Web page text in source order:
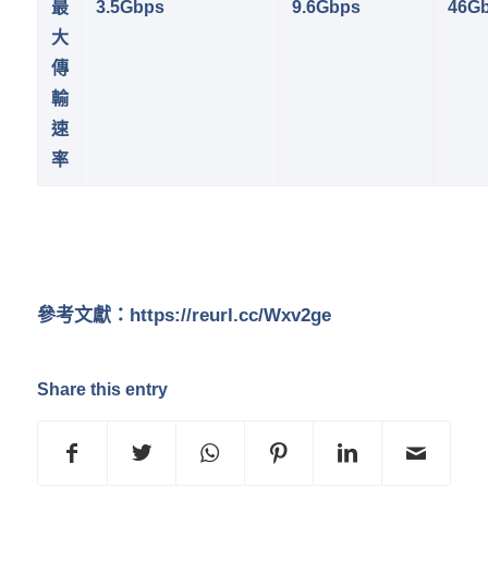
最
大
傳
輸
速
率
3.5Gbps 9.6Gbps
參考文獻： https://reurl.cc/Wxv2ge
Share this entry